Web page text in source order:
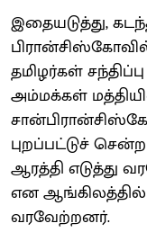
இதையடுத்து,
தமிழர்கள்
அம்மக்கள்
புறப்பட்டுச்
ஆரத்தி எடுத்து
என ஆங்கிலத்தில்
வரவேற்றனர்.